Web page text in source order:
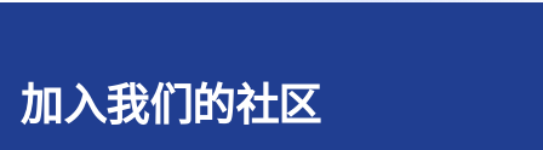
加入我们的社区